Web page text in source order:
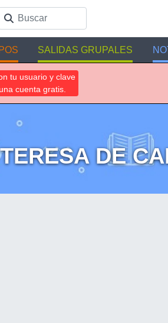
SALIDAS GRUPALES
tu usuario y clave
cuenta gratis.
DE